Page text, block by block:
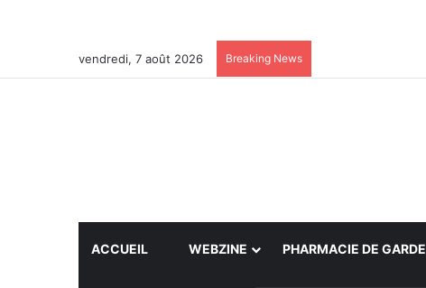
vendredi, 7 août 2026 Breaking News
ACCUEIL WEBZINE PHARMACIE DE GARDE